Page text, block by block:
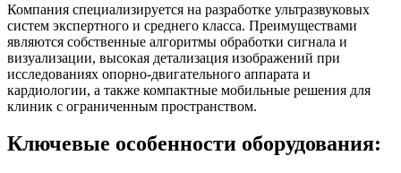
Компания специализируется на разработке ультразвуковых
систем экспертного и среднего класса. Преимуществами
являются собственные алгоритмы обработки сигнала и
визуализации, высокая детализация изображений при
исследованиях опорно-двигательного аппарата и
кардиологии, а также компактные мобильные решения для
клиник с ограниченным пространством.
Ключевые особенности оборудования: